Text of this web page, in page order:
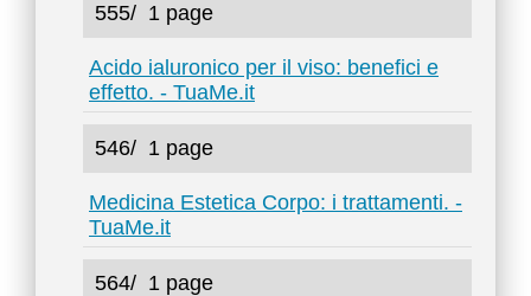
555/ 1 page
Acido ialuronico per il viso: benefici e
effetto. - TuaMe.it
546/ 1 page
Medicina Estetica Corpo: i trattamenti. -
TuaMe.it
564/ 1 page